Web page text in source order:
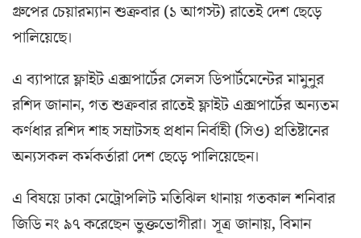
গ্রুপের চেয়ারম্যান শুক্রবার (১ আগস্ট) রাতেই দেশ ছেড়ে
পালিয়েছে।
এ ব্যাপারে ফ্লাইট এক্সপার্টের সেলস ডিপার্টমেন্টের মামুনুর
রশিদ জানান, গত শুক্রবার রাতেই ফ্লাইট এক্সপার্টের অন্যতম
কর্ণধার রশিদ শাহ সম্রাটসহ প্রধান নির্বাহী (সিও) প্রতিষ্টানের
অন্যসকল কর্মকর্তারা দেশ ছেড়ে পালিয়েছেন।
এ বিষয়ে ঢাকা মেট্রোপলিট মতিঝিল থানায় গতকাল শনিবার
জিডি নং ৯৭ করেছেন ভুক্তভোগীরা। সূত্র জানায়, বিমান